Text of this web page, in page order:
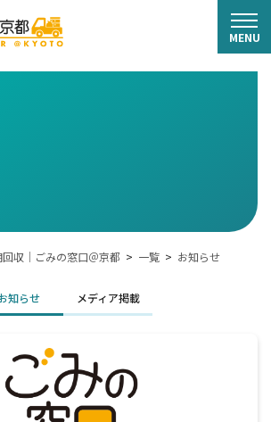
収｜ごみの窓口＠京都 一覧 お知らせ
知らせ メディア掲載